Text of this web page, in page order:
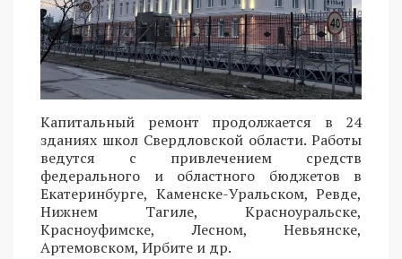
Капитальный ремонт продолжается в 24
зданиях школ Свердловской области. Работы
ведутся с привлечением средств
федерального и областного бюджетов в
Екатеринбурге, Каменске-Уральском, Ревде,
Нижнем Тагиле, Красноуральске,
Красноуфимске, Лесном, Невьянске,
Артемовском, Ирбите и др.